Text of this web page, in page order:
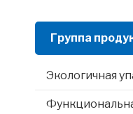
Группа
Экологичная